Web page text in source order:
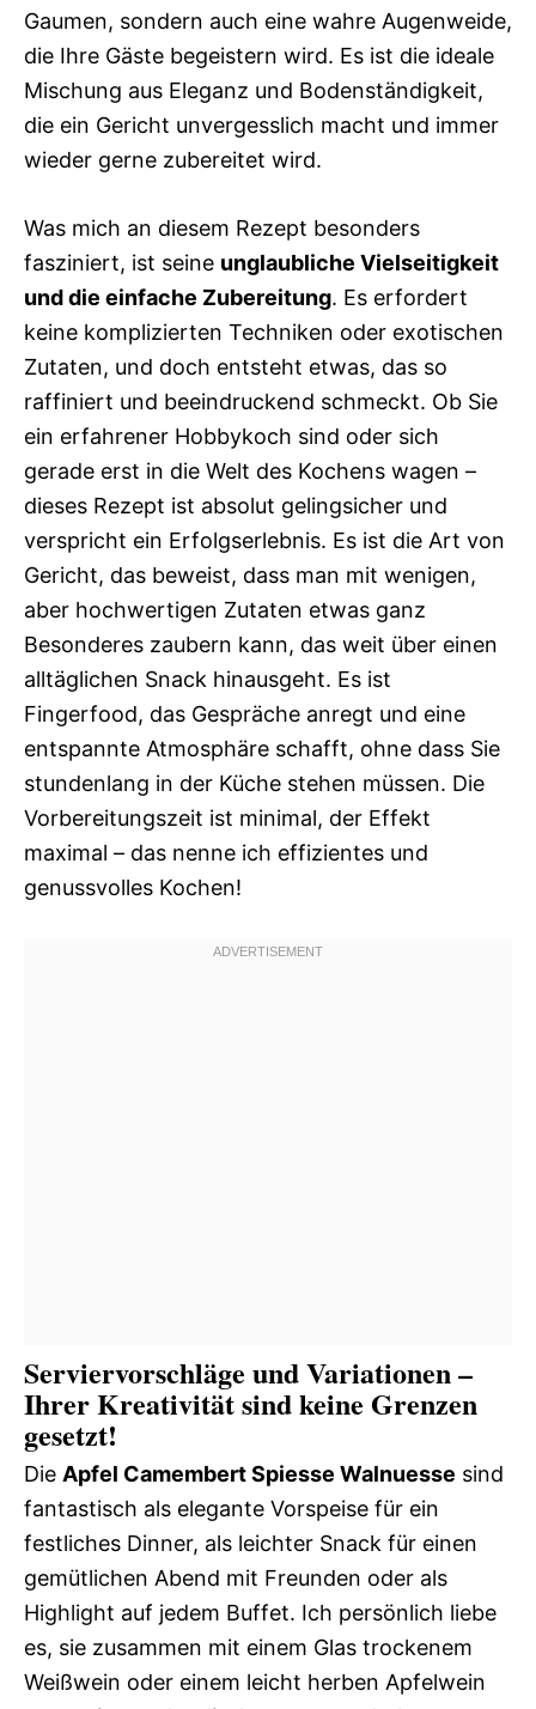
Gaumen, sondern auch eine wahre Augenweide,
die Ihre Gäste begeistern wird. Es ist die ideale
Mischung aus Eleganz und Bodenständigkeit,
die ein Gericht unvergesslich macht und immer
wieder gerne zubereitet wird.
Was mich an diesem Rezept besonders
fasziniert, ist seine unglaubliche Vielseitigkeit
und die einfache Zubereitung. Es erfordert
keine komplizierten Techniken oder exotischen
Zutaten, und doch entsteht etwas, das so
raffiniert und beeindruckend schmeckt. Ob Sie
ein erfahrener Hobbykoch sind oder sich
gerade erst in die Welt des Kochens wagen –
dieses Rezept ist absolut gelingsicher und
verspricht ein Erfolgserlebnis. Es ist die Art von
Gericht, das beweist, dass man mit wenigen,
aber hochwertigen Zutaten etwas ganz
Besonderes zaubern kann, das weit über einen
alltäglichen Snack hinausgeht. Es ist
Fingerfood, das Gespräche anregt und eine
entspannte Atmosphäre schafft, ohne dass Sie
stundenlang in der Küche stehen müssen. Die
Vorbereitungszeit ist minimal, der Effekt
maximal – das nenne ich effizientes und
genussvolles Kochen!
Serviervorschläge und Variationen –
Ihrer Kreativität sind keine Grenzen
gesetzt!
Die Apfel Camembert Spiesse Walnuesse sind
fantastisch als elegante Vorspeise für ein
festliches Dinner, als leichter Snack für einen
gemütlichen Abend mit Freunden oder als
Highlight auf jedem Buffet. Ich persönlich liebe
es, sie zusammen mit einem Glas trockenem
Weißwein oder einem leicht herben Apfelwein